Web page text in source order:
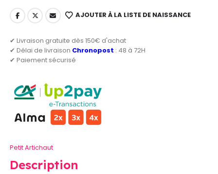
AJOUTER À LA LISTE DE NAISSANCE
✔ Livraison gratuite dès 150€ d'achat
✔ Délai de livraison Chronopost : 48 à 72H
✔ Paiement sécurisé
Petit Artichaut
Description